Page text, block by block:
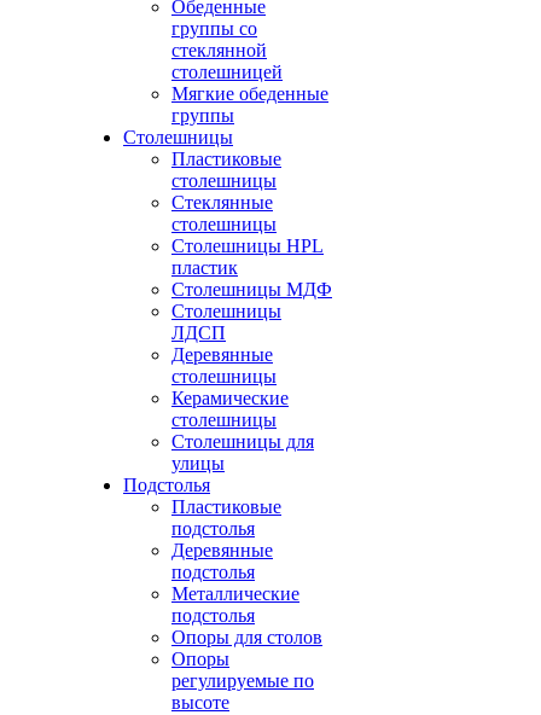
Обеденные
группы со
стеклянной
столешницей
Мягкие обеденные
группы
Столешницы
Пластиковые
столешницы
Стеклянные
столешницы
Столешницы HPL
пластик
Столешницы МДФ
Столешницы
ЛДСП
Деревянные
столешницы
Керамические
столешницы
Столешницы для
улицы
Подстолья
Пластиковые
подстолья
Деревянные
подстолья
Металлические
подстолья
Опоры для столов
Опоры
регулируемые по
высоте